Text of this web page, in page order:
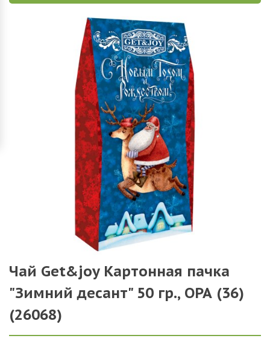
Чай Get&joy Картонная пачка
"Зимний десант" 50 гр., ОРА (36)
(26068)